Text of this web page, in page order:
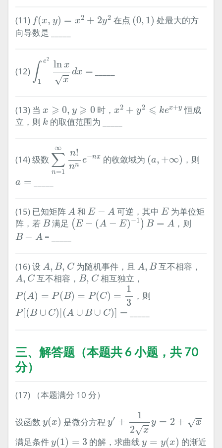
(11) f(x, y) = x2 + 2y2
f(x =x y 2 在点 (0, 1)
(0, 1) 处最大的方
向导数是 _____
(12) ∫ e2
1
ln x
√x
dx =
1e2 ln
(13) 当 x ⩾ 0, y ⩾ 0
x⩾0 y⩾0 时， x2 + y2 ⩽ kex+y
2 +y ⩽ e x+ y
恒成
立，则 k
k 的取值范围为 _____
(14) 级数
∞
∑
n=1
n!
nn
e−nx
∑n ∞
的收敛域为 (a, +∞)
(a, ∞) ，则
a =
a =
(15) 已知矩阵 A
A 和 E − A
E− 可逆，其中E
E为单位矩
阵，若 B
B 满足 (E − (A − E)−1 ) B = A
(E−(A− E)−1)B=A ，则
B − A
B− = _____
(16) 设 A, B, C
A B,C 为随机事件，且 A, B
A, B 互不相容，
A, C
AC 互不相容，B, C
B,C 相互独立，
P (A) = P (B) = P(C) =
1
3
P(A) =P(B)=P C )=13
，则
P [(B ∪ C) (A ∪ B ∪ C)] =
P[(B∪ C)|(A ∪ B ∪C) ]=
三、解答题（本题共 6 小题，共 70
分）
(17) （本题满分 10 分）
设函数 y(x)
y(x) 是微分方程y′ +
1
2√x
y = 2 + √x
y
满足条件 y(1) = 3
y(1)= 的解，求曲线y = y(x)
y x)
的渐近